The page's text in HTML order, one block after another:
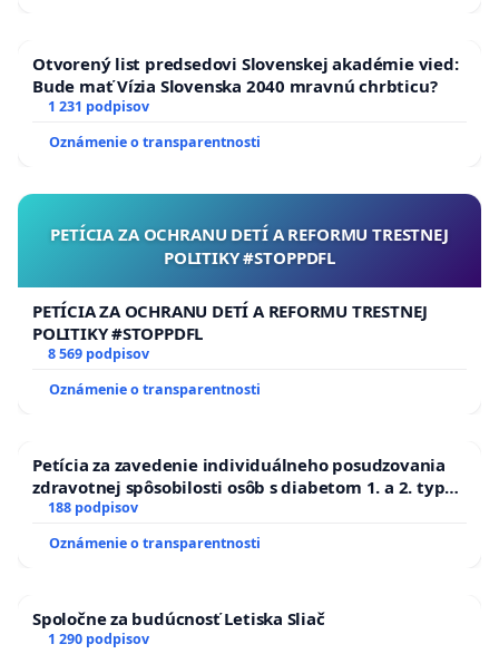
Otvorený list predsedovi Slovenskej akadémie vied:
Bude mať Vízia Slovenska 2040 mravnú chrbticu?
1 231 podpisov
Oznámenie o transparentnosti
PETÍCIA ZA OCHRANU DETÍ A REFORMU TRESTNEJ
POLITIKY #STOPPDFL
PETÍCIA ZA OCHRANU DETÍ A REFORMU TRESTNEJ
POLITIKY #STOPPDFL
8 569 podpisov
Oznámenie o transparentnosti
Petícia za zavedenie individuálneho posudzovania
zdravotnej spôsobilosti osôb s diabetom 1. a 2. typu
pri prijímaní do Policajného zboru SR
188 podpisov
Oznámenie o transparentnosti
Spoločne za budúcnosť Letiska Sliač
1 290 podpisov